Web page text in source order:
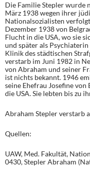
Die Familie Stepler wurde
März 1938 wegen ihrer
Nationalsozialisten
Dezember 1938 von
Flucht in die USA, wo sie
und später als
Klinik des städtischen
verstarb im Juni 1982 in
von Abraham und seiner
ist nichts bekannt. 1946
seine Ehefrau Josefine
die USA. Sie lebten bis zu
Abraham Stepler verstarb
Quellen:
UAW, Med. Fakultät,
0430, Stepler Abraham